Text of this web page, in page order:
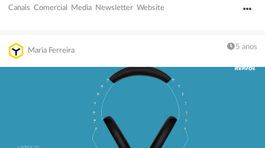
Canais Comercial Media Newsletter Website
Maria Ferreira 5 anos